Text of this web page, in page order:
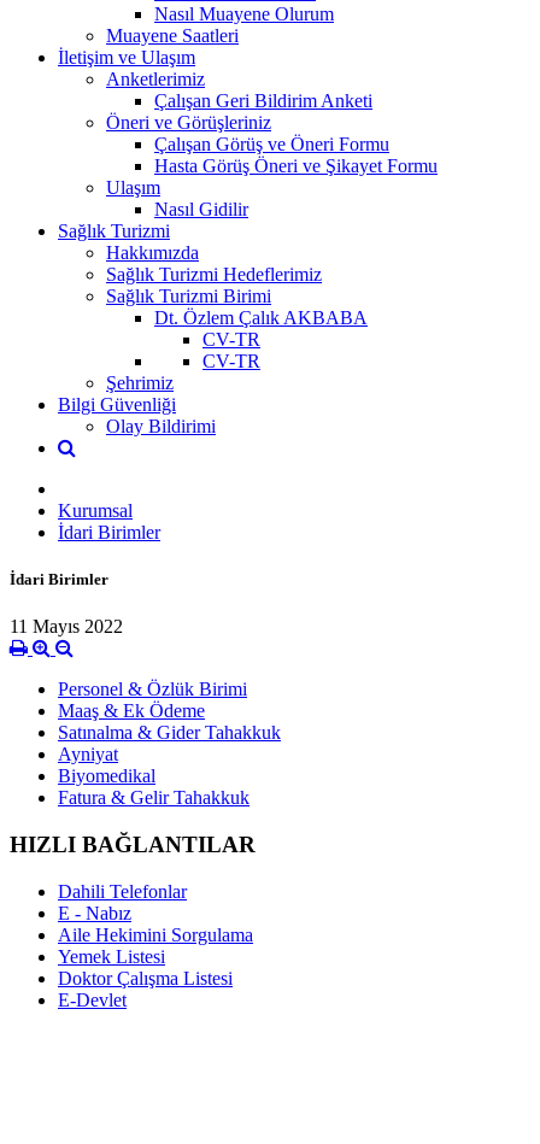
Nasıl Muayene Olurum
Muayene Saatleri
İletişim ve Ulaşım
Anketlerimiz
Çalışan Geri Bildirim Anketi
Öneri ve Görüşleriniz
Çalışan Görüş ve Öneri Formu
Hasta Görüş Öneri ve Şikayet Formu
Ulaşım
Nasıl Gidilir
Sağlık Turizmi
Hakkımızda
Sağlık Turizmi Hedeflerimiz
Sağlık Turizmi Birimi
Dt. Özlem Çalık AKBABA
CV-TR
CV-TR
Şehrimiz
Bilgi Güvenliği
Olay Bildirimi
Kurumsal
İdari Birimler
İdari Birimler
11 Mayıs 2022
Personel & Özlük Birimi
Maaş & Ek Ödeme
Satınalma & Gider Tahakkuk
Ayniyat
Biyomedikal
Fatura & Gelir Tahakkuk
HIZLI BAĞLANTILAR
Dahili Telefonlar
E - Nabız
Aile Hekimini Sorgulama
Yemek Listesi
Doktor Çalışma Listesi
E-Devlet